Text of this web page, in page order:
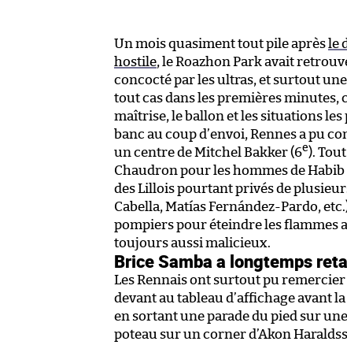
Un mois quasiment tout pile après le
hostile, le Roazhon Park avait
concocté par les ultras, et surtout
tout cas dans les premières minutes,
maîtrise, le ballon et les situations les
banc au coup d’envoi, Rennes a pu
un centre de Mitchel Bakker (6e).
Chaudron pour les hommes de
des Lillois pourtant privés de
Cabella, Matías Fernández-Pardo,
pompiers pour éteindre les flammes
toujours aussi malicieux.
Brice Samba a longtemps
Les Rennais ont surtout pu remercier
devant au tableau d’affichage avant
en sortant une parade du pied sur
poteau sur un corner d’Akon